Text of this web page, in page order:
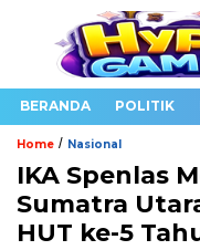
BERANDA POLITIK
Home / Nasional
IKA Spenlas
Sumatra
HUT ke-5